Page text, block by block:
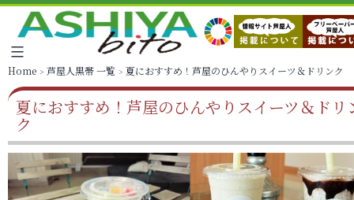
Home 芦屋人黒帯 一覧 夏におすすめ！芦屋のひんやりスイーツ＆ドリンク
夏におすすめ！芦屋のひんやりスイーツ＆ドリ
ク